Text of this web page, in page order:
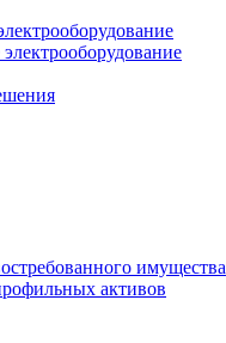
имущества
активов